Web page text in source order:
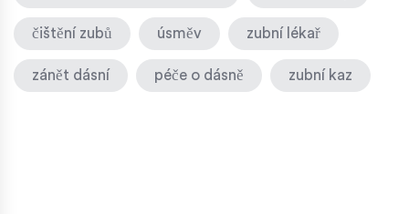
čištění zubů úsměv zubní lékař
zánět dásní péče o dásně zubní kaz